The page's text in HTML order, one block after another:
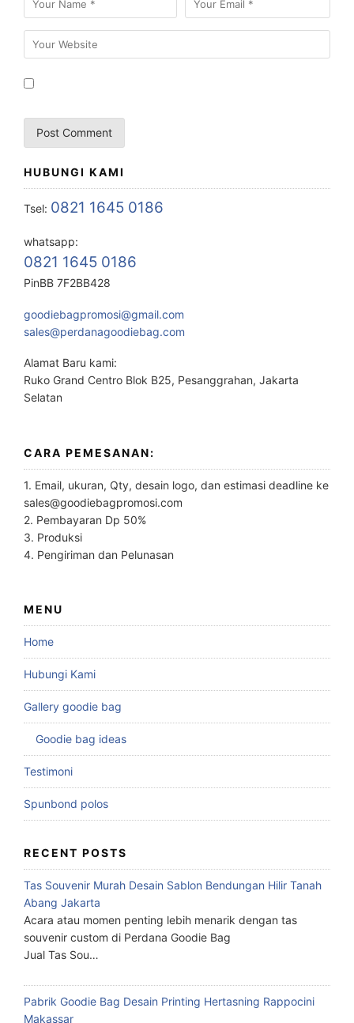
HUBUNGI KAMI
Tsel: 0821 1645 0186
whatsapp:
0821 1645 0186
PinBB 7F2BB428
goodiebagpromosi@gmail.com
sales@perdanagoodiebag.com
Alamat Baru kami:
Ruko Grand Centro Blok B25, Pesanggrahan, Jakarta
Selatan
CARA PEMESANAN:
1. Email, ukuran, Qty, desain logo, dan estimasi deadline ke
sales@goodiebagpromosi.com
2. Pembayaran Dp 50%
3. Produksi
4. Pengiriman dan Pelunasan
MENU
Home
Hubungi Kami
Gallery goodie bag
Goodie bag ideas
Testimoni
Spunbond polos
RECENT POSTS
Tas Souvenir Murah Desain Sablon Bendungan Hilir Tanah
Abang Jakarta
Acara atau momen penting lebih menarik dengan tas
souvenir custom di Perdana Goodie Bag
Jual Tas Sou…
Pabrik Goodie Bag Desain Printing Hertasning Rappocini
Makassar